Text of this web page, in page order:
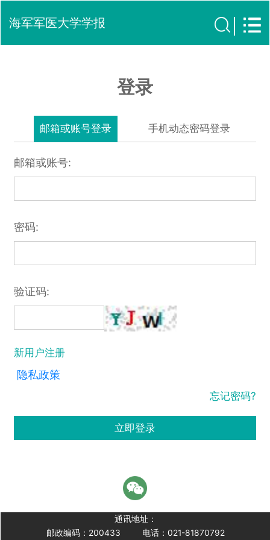
海军军医大学学报
登录
邮箱或账号登录 手机动态密码登录
邮箱或账号:
密码:
验证码:
新用户注册
隐私政策
忘记密码?
立即登录
通讯地址：
邮政编码：200433
电话：021-81870792